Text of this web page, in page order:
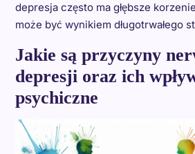
depresja często ma głębsze
może być wynikiem długotrwałego
Jakie są przyczyny
depresji oraz ich
psychiczne